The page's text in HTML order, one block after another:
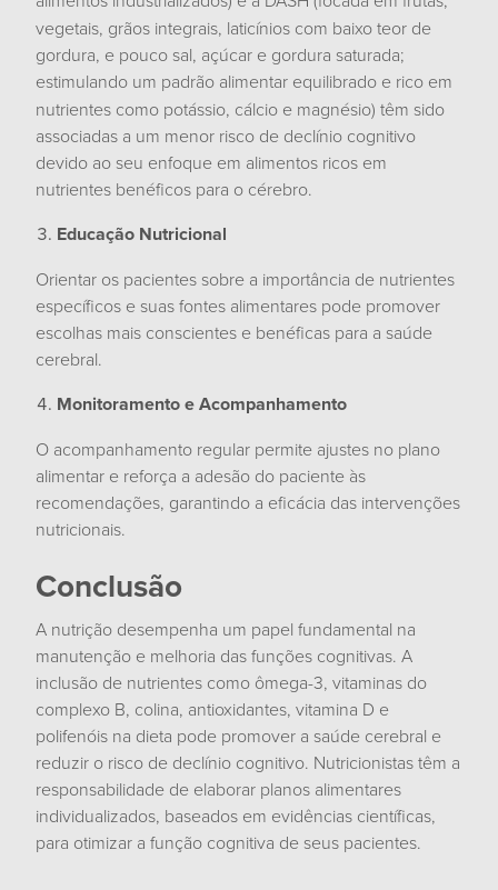
vegetais, grãos integrais, laticínios com baixo teor de
gordura, e pouco sal, açúcar e gordura saturada;
estimulando um padrão alimentar equilibrado e rico em
nutrientes como potássio, cálcio e magnésio) têm sido
associadas a um menor risco de declínio cognitivo
devido ao seu enfoque em alimentos ricos em
nutrientes benéficos para o cérebro.
Educação Nutricional
Orientar os pacientes sobre a importância de nutrientes
específicos e suas fontes alimentares pode promover
escolhas mais conscientes e benéficas para a saúde
cerebral.
Monitoramento e Acompanhamento
O acompanhamento regular permite ajustes no plano
alimentar e reforça a adesão do paciente às
recomendações, garantindo a eficácia das intervenções
nutricionais.
Conclusão
A nutrição desempenha um papel fundamental na
manutenção e melhoria das funções cognitivas. A
inclusão de nutrientes como ômega-3, vitaminas do
complexo B, colina, antioxidantes, vitamina D e
polifenóis na dieta pode promover a saúde cerebral e
reduzir o risco de declínio cognitivo. Nutricionistas têm a
responsabilidade de elaborar planos alimentares
individualizados, baseados em evidências científicas,
para otimizar a função cognitiva de seus pacientes.